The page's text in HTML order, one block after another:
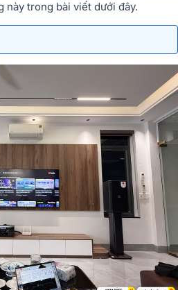
này trong bài viết dưới đây.